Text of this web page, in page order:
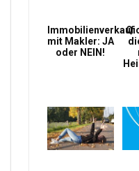
Immobilienverkauf
mit Makler: JA
oder NEIN!